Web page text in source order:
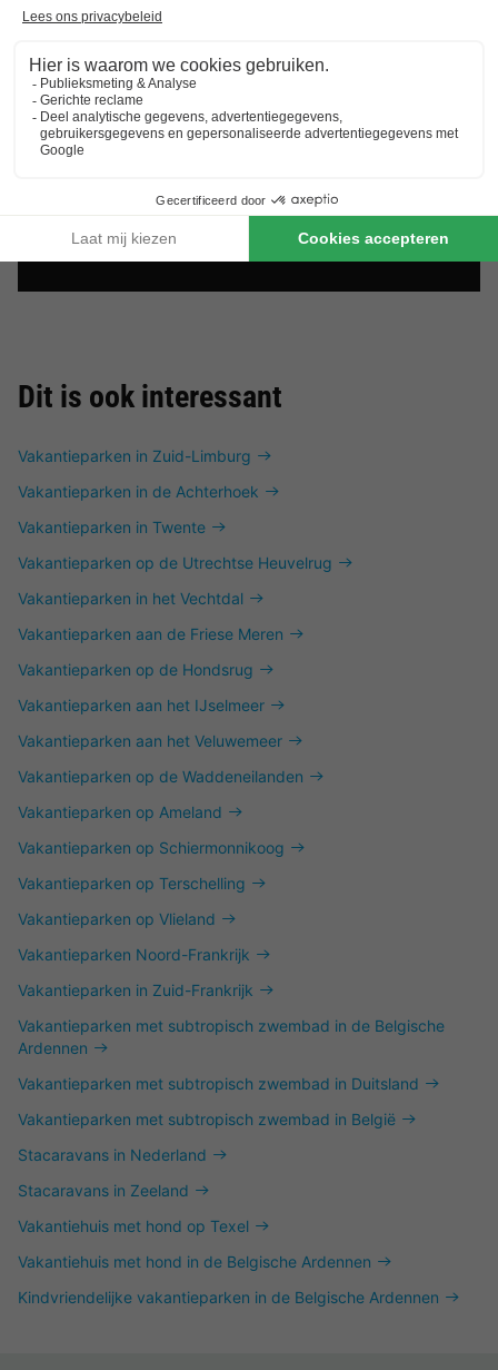
Dit is ook interessant
Vakantieparken in Zuid-Limburg
Vakantieparken in de Achterhoek
Vakantieparken in Twente
Vakantieparken op de Utrechtse Heuvelrug
Vakantieparken in het Vechtdal
Vakantieparken aan de Friese Meren
Vakantieparken op de Hondsrug
Vakantieparken aan het IJselmeer
Vakantieparken aan het Veluwemeer
Vakantieparken op de Waddeneilanden
Vakantieparken op Ameland
Vakantieparken op Schiermonnikoog
Vakantieparken op Terschelling
Vakantieparken op Vlieland
Vakantieparken Noord-Frankrijk
Vakantieparken in Zuid-Frankrijk
Vakantieparken met subtropisch zwembad in de Belgische
Ardennen
Vakantieparken met subtropisch zwembad in Duitsland
Vakantieparken met subtropisch zwembad in België
Stacaravans in Nederland
Stacaravans in Zeeland
Vakantiehuis met hond op Texel
Vakantiehuis met hond in de Belgische Ardennen
Kindvriendelijke vakantieparken in de Belgische Ardennen